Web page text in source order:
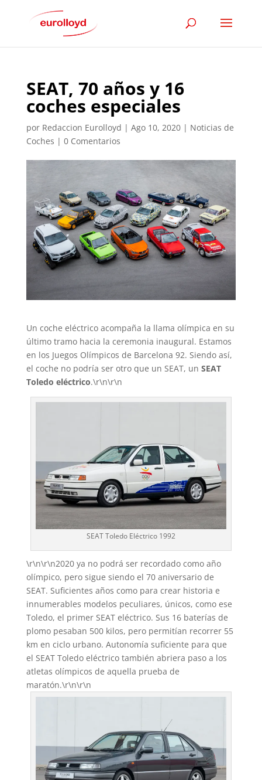
SEAT, 70 años y 16
coches especiales
por Redaccion Eurolloyd | Ago 10, 2020| Noticias de
Coches | 0 Comentarios
Un coche eléctrico acompaña la llama olímpica en su
último tramo hacia la ceremonia inaugural. Estamos
en los Juegos Olímpicos de Barcelona 92. Siendo así,
el coche no podría ser otro que un SEAT, un SEAT
Toledo eléctrico.\r\n\r\n
SEAT Toledo Eléctrico 1992
\r\n\r\n2020 ya no podrá ser recordado como año
olímpico, pero sigue siendo el 70 aniversario de
SEAT. Suficientes años como para crear historia e
innumerables modelos peculiares, únicos, como ese
Toledo, el primer SEAT eléctrico. Sus 16 baterías de
plomo pesaban 500 kilos, pero permitían recorrer 55
km en ciclo urbano. Autonomía suficiente para que
el SEAT Toledo eléctrico también abriera paso a los
atletas olímpicos de aquella prueba de
maratón.\r\n\r\n